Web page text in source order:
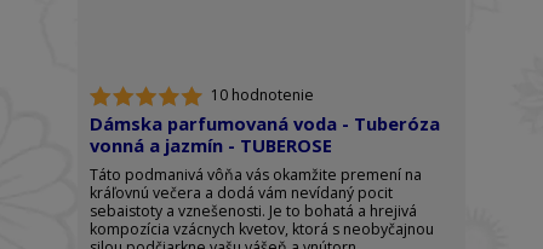
10 hodnotenie
Dámska parfumovaná voda - Tuberóza
vonná a jazmín - TUBEROSE
Táto podmanivá vôňa vás okamžite premení na
kráľovnú večera a dodá vám nevídaný pocit
sebaistoty a vznešenosti. Je to bohatá a hrejivá
kompozícia vzácnych kvetov, ktorá s neobyčajnou